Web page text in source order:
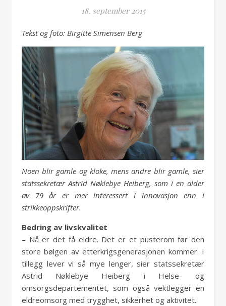
18. september 2015
Tekst og foto: Birgitte Simensen Berg
Noen blir gamle og kloke, mens andre blir gamle, sier
statssekretær Astrid Nøklebye Heiberg, som i en alder
av 79 år er mer interessert i innovasjon enn i
strikkeoppskrifter.
Bedring av livskvalitet
– Nå er det få eldre. Det er et pusterom før den
store bølgen av etterkrigsgenerasjonen kommer. I
tillegg lever vi så mye lenger, sier statssekretær
Astrid Nøklebye Heiberg i Helse- og
omsorgsdepartementet, som også vektlegger en
eldreomsorg med trygghet, sikkerhet og aktivitet.